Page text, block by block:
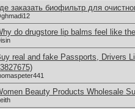
заказать биофильтр для
do drugstore lip balms feel like
real and fake Passports, Drivers
Beauty Products Wholesale